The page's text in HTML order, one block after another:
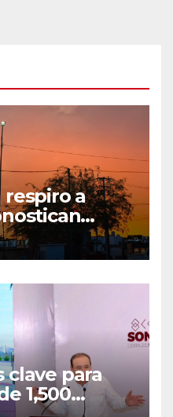
a
y
hasta 34°C
clave para
1,500